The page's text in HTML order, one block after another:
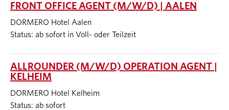
FRONT OFFICE AGENT (M/W/D) | AALEN
DORMERO Hotel Aalen
Status: ab sofort in Voll- oder Teilzeit
ALLROUNDER (M/W/D) OPERATION AGENT |
KELHEIM
DORMERO Hotel Kelheim
Status: ab sofort